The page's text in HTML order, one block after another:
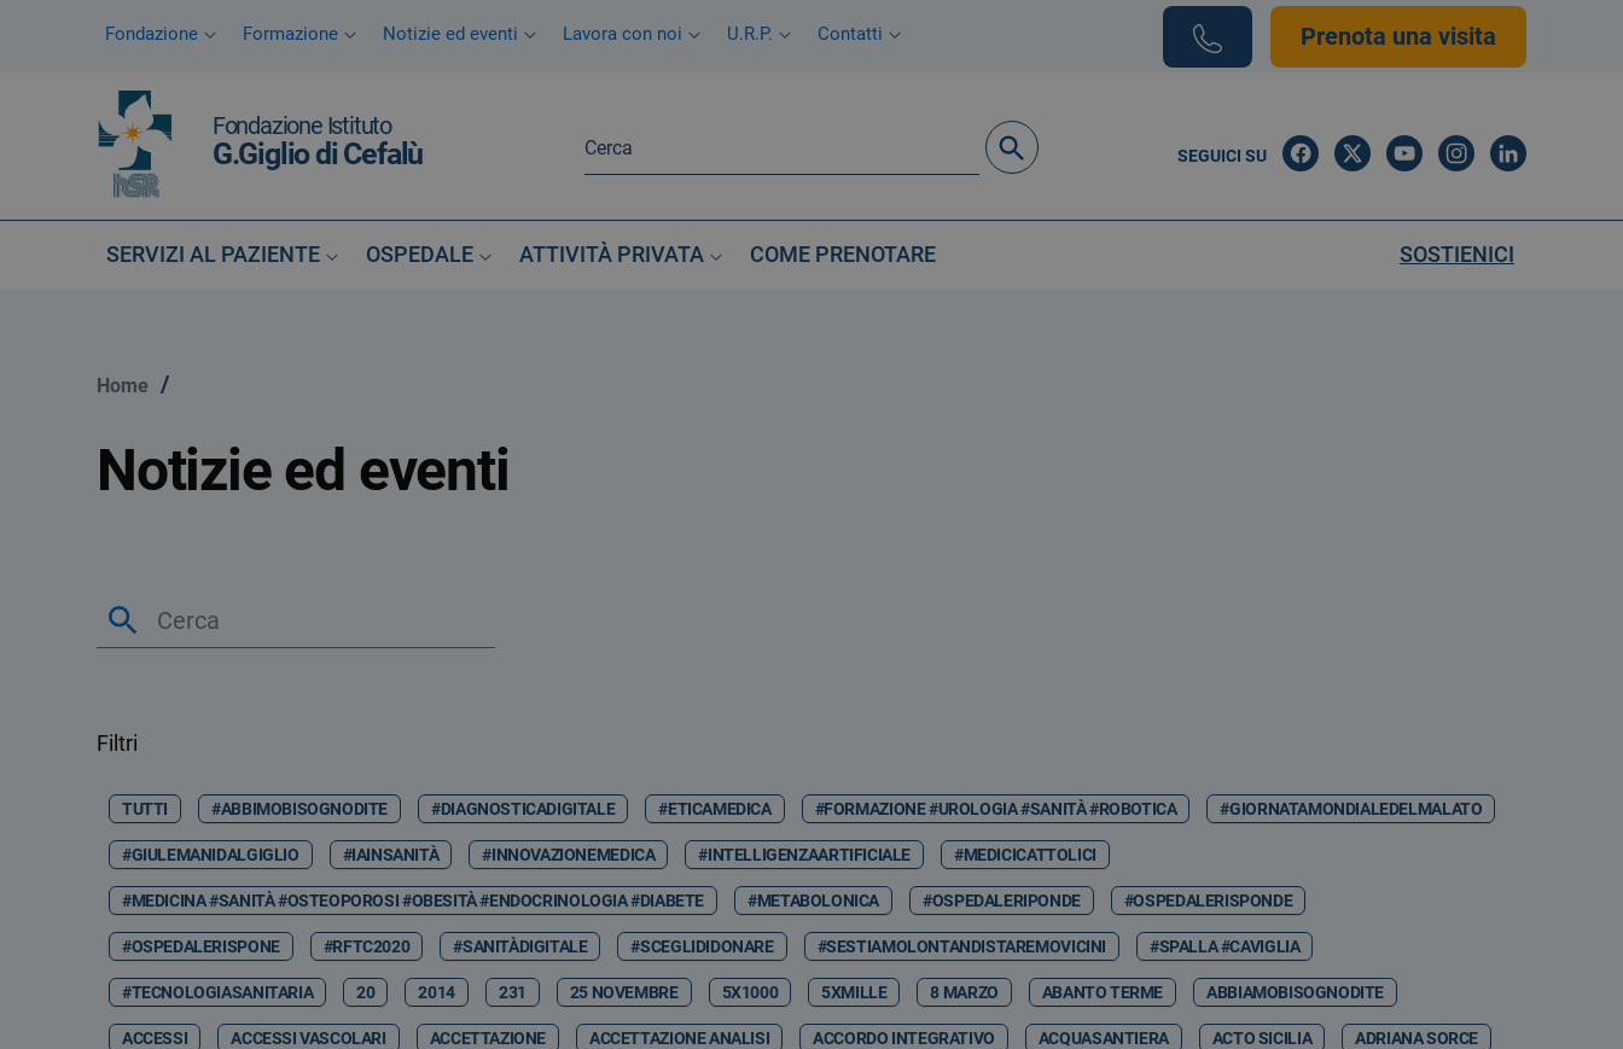
Vai al menu di navigazione
Fondazione Formazione Notizie ed eventi Lavora con noi U.R.P. Contatti Prenota una visita
Fondazione Istituto
G.Giglio di Cefalù SEGUICI SU
SERVIZI AL PAZIENTE OSPEDALE ATTIVITÀ PRIVATA COME PRENOTARE SOSTIENICI
Home /
Notizie ed eventi
Filtri
TUTTI #ABBIMOBISOGNODITE #DIAGNOSTICADIGITALE #ETICAMEDICA #FORMAZIONE #UROLOGIA #SANITÀ #ROBOTICA #GIORNATAMONDIALEDELMALATO
#GIULEMANIDALGIGLIO #IAINSANITÀ #INNOVAZIONEMEDICA #INTELLIGENZAARTIFICIALE #MEDICICATTOLICI
#MEDICINA #SANITÀ #OSTEOPOROSI #OBESITÀ #ENDOCRINOLOGIA #DIABETE #METABOLONICA #OSPEDALERIPONDE #OSPEDALERISPONDE
#OSPEDALERISPONE #RFTC2020 #SANITÀDIGITALE #SCEGLIDIDONARE #SESTIAMOLONTANDISTAREMOVICINI #SPALLA #CAVIGLIA
#TECNOLOGIASANITARIA 20 2014 231 25 NOVEMBRE 5X1000 5XMILLE 8 MARZO ABANTO TERME ABBIAMOBISOGNODITE
ACCESSI ACCESSI VASCOLARI ACCETTAZIONE ACCETTAZIONE ANALISI ACCORDO INTEGRATIVO ACQUASANTIERA ACTO SICILIA ADRIANA SORCE